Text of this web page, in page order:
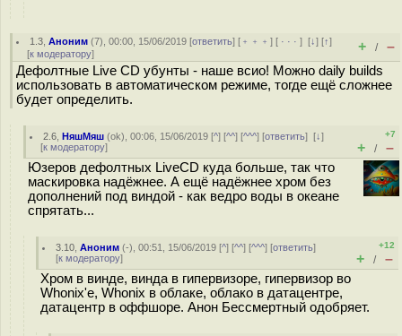
1.3 ,Аноним (7), 00:00, 15/06/2019 [ответить] [ ﹢﹢﹢] [ · · ·][↓] [↑]
[к модератору] + / –
Дефолтные Live CD убунты - наше всио! Можно daily builds
использовать в автоматическом режиме, тогде ещё сложнее
будет определить.
2.6 ,НяшМяш (ok), 00:06, 15/06/2019 [^] [^^] [^^^] [ответить][↓]
[к модератору]
+7
+ / –
Юзеров дефолтных LiveCD куда больше, так что
маскировка надёжнее. А ещё надёжнее хром без
дополнений под виндой - как ведро воды в океане
спрятать...
3.10 ,Аноним (-), 00:51, 15/06/2019 [^] [^^] [^^^] [ответить]
[к модератору]
+12
+ / –
Хром в винде, винда в гипервизоре, гипервизор во
Whonix'е, Whonix в облаке, облако в датацентре,
датацентр в оффшоре. Анон Бессмертный одобряет.